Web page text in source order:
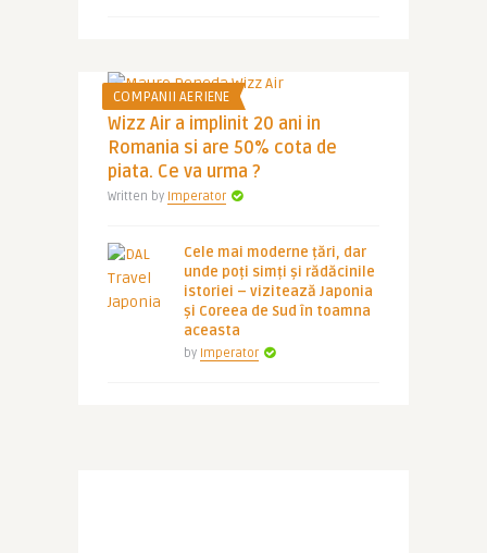
COMPANII AERIENE
Wizz Air a implinit 20 ani in
Romania si are 50% cota de
piata. Ce va urma ?
Written by Imperator
Cele mai moderne țări, dar
unde poți simți și rădăcinile
istoriei – vizitează Japonia
și Coreea de Sud în toamna
aceasta
by Imperator